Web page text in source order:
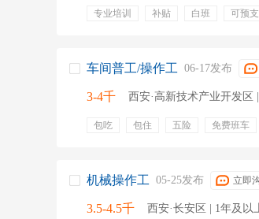
专业培训 补贴 白班 可预支
车间普工/操作工 06-17发布
3-4千 西安·高新技术产业开发区
包吃 包住 五险 免费班车
机械操作工 05-25发布 立即
3.5-4.5千 西安·长安区 | 1年及以